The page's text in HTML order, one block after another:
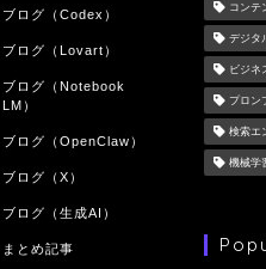
ブログ（Codex）
ブログ（Lovart）
ブログ（Notebook
LM）
ブログ（OpenClaw）
ブログ（X）
ブログ（生成AI）
まとめ記事
コンテ
デジタ
ビジネ
プロン
検索エ
機械学